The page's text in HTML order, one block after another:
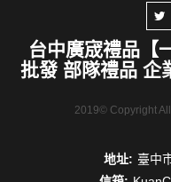
台中廣宬禮品【
批發 部隊禮品 企
2019© Copyright
地址: 臺中